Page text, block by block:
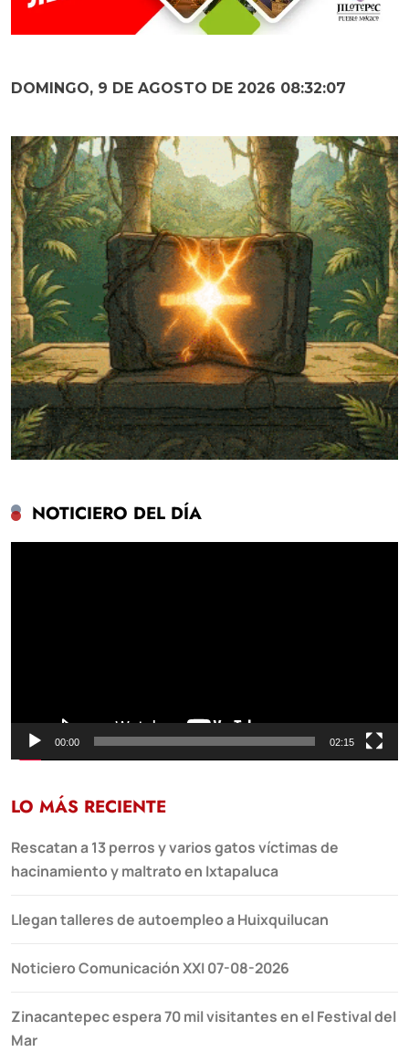
DOMINGO, 9 DE AGOSTO DE 2026 08:32:09
NOTICIERO DEL DÍA
00:00 02:15
LO MÁS RECIENTE
Rescatan a 13 perros y varios gatos víctimas de
hacinamiento y maltrato en Ixtapaluca
Llegan talleres de autoempleo a Huixquilucan
Noticiero Comunicación XXI 07-08-2026
Zinacantepec espera 70 mil visitantes en el Festival del
Mar